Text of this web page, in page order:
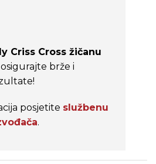
Criss Cross žičanu
brže i
posjetite službenu
.